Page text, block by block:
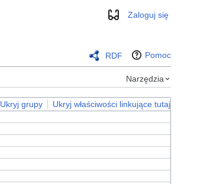
WyglądZaloguj się
RDF Pomoc
Narzędzia
Ukryj grupy
Ukryj właściwości linkujące tutaj